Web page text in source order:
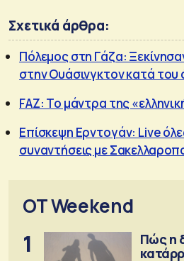
Σχετικά άρθρα:
Πόλεμος στη Γάζα:
στην Ουάσινγκτον κατά του
FAZ: Το μάντρα της
Επίσκεψη Ερντογάν: Live
συναντήσεις με
OT Weekend
1
Πώς η